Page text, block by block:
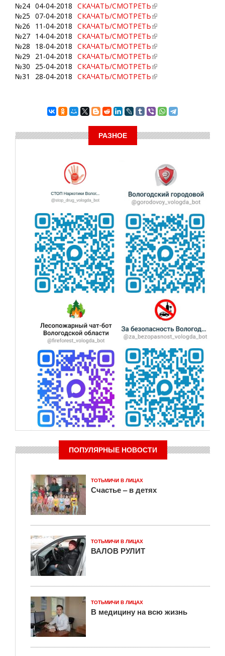
№24 04-04-2018 СКАЧАТЬ/СМОТРЕТЬ
№25 07-04-2018 СКАЧАТЬ/СМОТРЕТЬ
№26
11-04-2018 СКАЧАТЬ/СМОТРЕТЬ
№27 14-04-2018 СКАЧАТЬ/СМОТРЕТЬ
№28
18-04-2018 СКАЧАТЬ/СМОТРЕТЬ
№29
21-04-2018 СКАЧАТЬ/СМОТРЕТЬ
№30
25-04-2018 СКАЧАТЬ/СМОТРЕТЬ
№31
28-04-2018 СКАЧАТЬ/СМОТРЕТЬ
РАЗНОЕ
ПОПУЛЯРНЫЕ НОВОСТИ
ТОТЬМИЧИ В ЛИЦАХ
Счастье – в детях
ТОТЬМИЧИ В ЛИЦАХ
ВАЛОВ РУЛИТ
ТОТЬМИЧИ В ЛИЦАХ
В медицину на всю жизнь